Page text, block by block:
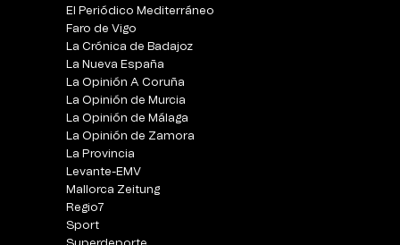
El Periódico Mediterráneo
Faro de Vigo
La Crónica de Badajoz
La Nueva España
La Opinión A Coruña
La Opinión de Murcia
La Opinión de Málaga
La Opinión de Zamora
La Provincia
Levante-EMV
Mallorca Zeitung
Regio7
Sport